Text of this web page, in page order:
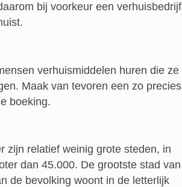
bij voorkeur een verhuisbedrijf
verhuismiddelen huren die ze
Maak van tevoren een zo precies
boeking.
zijn relatief weinig grote steden, in
dan 45.000. De grootste stad van
de bevolking woont in de letterlijk